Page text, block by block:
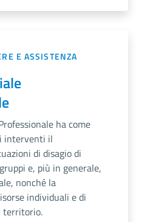
E ASSISTENZA
ha come
interventi il
di disagio di
e, più in generale,
nonché la
individuali e di
territorio.